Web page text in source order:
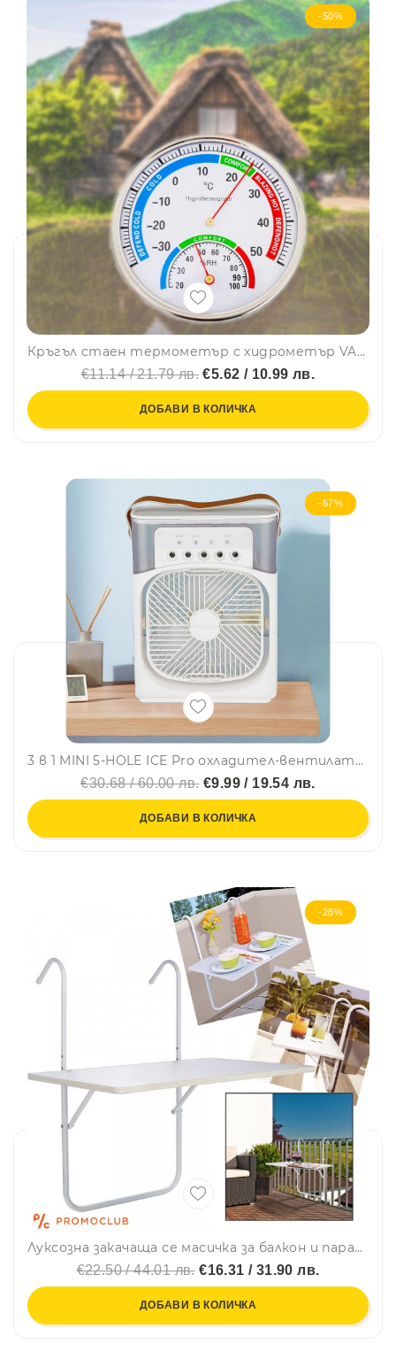
-50%
Кръгъл стаен термометър с хидрометър VA-377
€11.14 / 21.79 лв. €5.62 / 10.99 лв.
ДОБАВИ В КОЛИЧКА
-67%
3 в 1 MINI 5-HOLE ICE Pro охладител-вентилатор! Овлажнява, охлажда, пречиства с 5 дюзи за водна мъгла!
€30.68 / 60.00 лв.€9.99 / 19.54 лв.
ДОБАВИ В КОЛИЧКА
-28%
Луксозна закачаща се масичка за балкон и парапет, размери 51.5 х 39.0 см
€22.50 / 44.01 лв.€16.31 / 31.90 лв.
ДОБАВИ В КОЛИЧКА